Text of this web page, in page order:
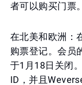
者可以购买门票。
在北美和欧洲：
购票登记。会员
于1月18日关闭
ID，并且